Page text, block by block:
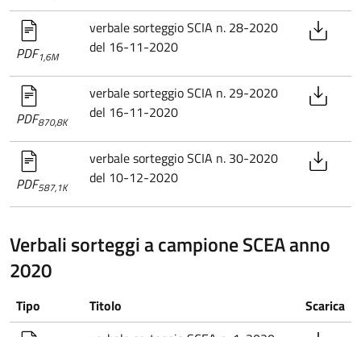
PDF1,6M
verbale sorteggio SCIA n. 28-2020
del 16-11-2020
PDF870,8K
verbale sorteggio SCIA n. 29-2020
del 16-11-2020
PDF587,1K
verbale sorteggio SCIA n. 30-2020
del 10-12-2020
Verbali sorteggi a campione SCEA anno
2020
Tipo Titolo Scarica